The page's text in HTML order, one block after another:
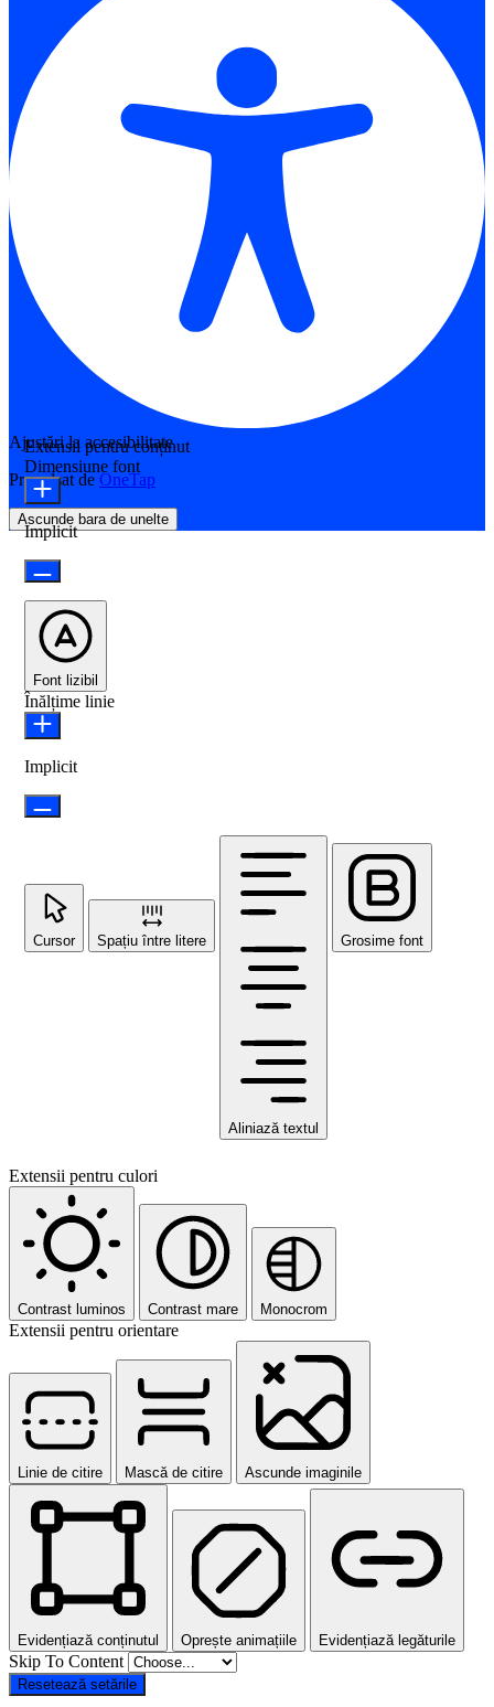
Ajustări la accesibilitate
Propulsat de OneTap
Ascunde bara de unelte
Extensii pentru conținut
Dimensiune font
Implicit
Font lizibil
Înălțime linie
Implicit
Cursor Spațiu între litere
Aliniază textul
Grosime font
Extensii pentru culori
Contrast luminos Contrast mare Monocrom
Extensii pentru orientare
Linie de citire Mască de citire Ascunde imaginile
Evidențiază conținutul Oprește animațiile Evidențiază legăturile
Skip To Content
Resetează setările